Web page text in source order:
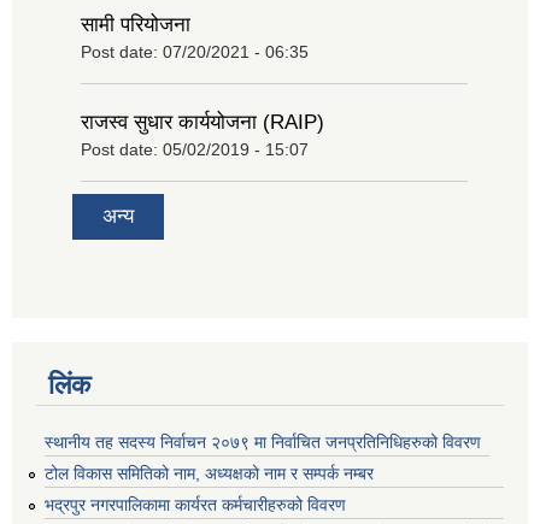
सामी परियोजना
Post date: 07/20/2021 - 06:35
राजस्व सुधार कार्ययोजना (RAIP)
Post date: 05/02/2019 - 15:07
अन्य
लिंक
स्थानीय तह सदस्य निर्वाचन २०७९ मा निर्वाचित जनप्रतिनिधिहरुको विवरण
टोल विकास समितिको नाम, अध्यक्षको नाम र सम्पर्क नम्बर
भद्रपुर नगरपालिकामा कार्यरत कर्मचारीहरुको विवरण